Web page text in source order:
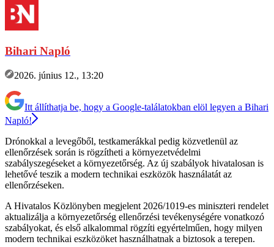
Bihari Napló
2026. június 12., 13:20
Itt állíthatja be, hogy a Google-találatokban elöl legyen a Bihari
Napló!
Drónokkal a levegőből, testkamerákkal pedig közvetlenül az
ellenőrzések során is rögzítheti a környezetvédelmi
szabályszegéseket a környezetőrség. Az új szabályok hivatalosan is
lehetővé teszik a modern technikai eszközök használatát az
ellenőrzéseken.
A Hivatalos Közlönyben megjelent 2026/1019-es miniszteri rendelet
aktualizálja a környezetőrség ellenőrzési tevékenységére vonatkozó
szabályokat, és első alkalommal rögzíti egyértelműen, hogy milyen
modern technikai eszközöket használhatnak a biztosok a terepen.